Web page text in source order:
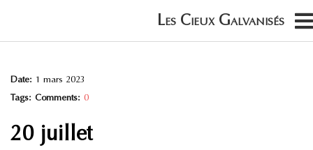
Date: 1 mars 2023
Tags: Comments: 0
20 juillet